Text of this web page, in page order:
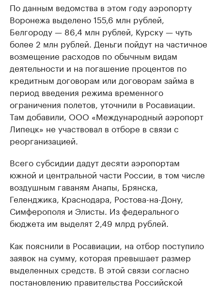
По данным ведомства в этом году аэропорту
Воронежа выделено 155,6 млн рублей,
Белгороду — 86,4 млн рублей, Курску — чуть
более 2 млн рублей. Деньги пойдут на частичное
возмещение расходов по обычным видам
деятельности и на погашение процентов по
кредитным договорам или договорам займа в
период введения режима временного
ограничения полетов, уточнили в Росавиации.
Там добавили, ООО «Международный аэропорт
Липецк» не участвовал в отборе в связи с
реорганизацией.
Всего субсидии дадут десяти аэропортам
южной и центральной части России, в том числе
воздушным гаваням Анапы, Брянска,
Геленджика, Краснодара, Ростова-на-Дону,
Симферополя и Элисты. Из федерального
бюджета им выделят 2,49 млрд рублей.
Как пояснили в Росавиации, на отбор поступило
заявок на сумму, которая превышает размер
выделенных средств. В этой связи согласно
постановлению правительства Российской